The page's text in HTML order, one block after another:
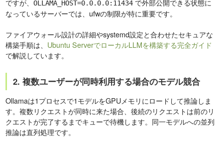
ですが、OLLAMA_HOST=0.0.0.0:11434 で外部公開できる状態に
なっているサーバーでは、ufwの制限が特に重要です。
ファイアウォール設計の詳細やsystemd設定と合わせたセキュアな
構築手順は、 Ubuntu ServerでローカルLLMを構築する完全ガイド
で解説しています。
2. 複数ユーザーが同時利用する場合のモデル競合
Ollamaは1プロセスで1モデルをGPUメモリにロードして推論しま
す。複数リクエストが同時に来た場合、後続のリクエストは前のリ
クエストが完了するまでキューで待機します。同一モデルへの並列
推論は直列処理です。